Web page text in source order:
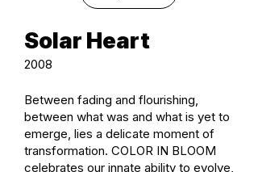
Solar Heart
2008
Between fading and flourishing,
between what was and what is yet to
emerge, lies a delicate moment of
transformation. COLOR IN BLOOM
celebrates our innate ability to evolve,